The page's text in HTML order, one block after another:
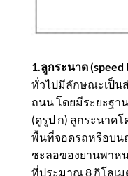
1.ลูกระนาด (speed
ทั่วไปมีลักษณะเป็น
ถนน โดยมีระยะฐา
(ดูรูป ก) ลูกระนาด
พื้นที่จอดรถหรือบน
ชะลอของยานพาห
ที่ประมาณ 8 กิโลเ